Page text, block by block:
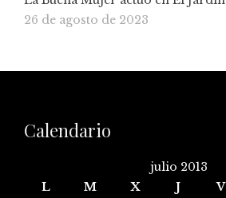
26 de agosto de 2023
Calendario
julio 2013
L
M X J V